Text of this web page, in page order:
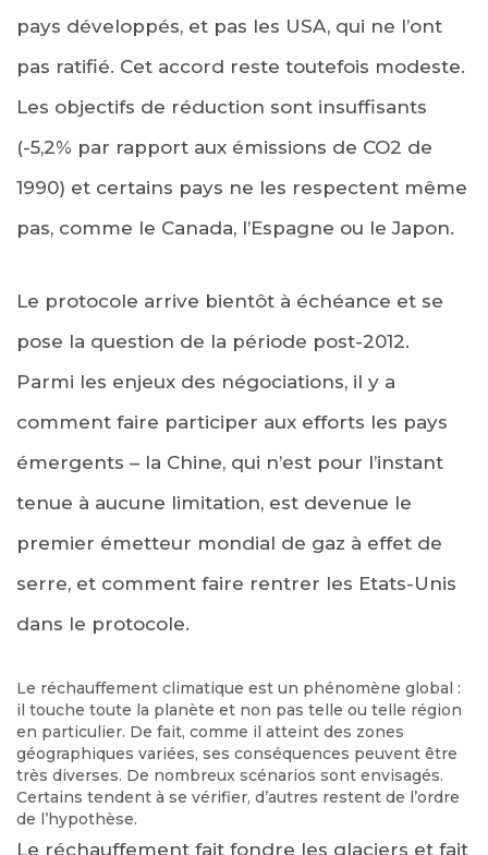
pays développés, et pas les USA, qui ne l’ont
pas ratifié. Cet accord reste toutefois modeste.
Les objectifs de réduction sont insuffisants
(-5,2% par rapport aux émissions de CO2 de
1990) et certains pays ne les respectent même
pas, comme le Canada, l’Espagne ou le Japon.
Le protocole arrive bientôt à échéance et se
pose la question de la période post-2012.
Parmi les enjeux des négociations, il y a
comment faire participer aux efforts les pays
émergents – la Chine, qui n’est pour l’instant
tenue à aucune limitation, est devenue le
premier émetteur mondial de gaz à effet de
serre, et comment faire rentrer les Etats-Unis
dans le protocole.
Le réchauffement climatique est un phénomène global :
il touche toute la planète et non pas telle ou telle région
en particulier. De fait, comme il atteint des zones
géographiques variées, ses conséquences peuvent être
très diverses. De nombreux scénarios sont envisagés.
Certains tendent à se vérifier, d’autres restent de l’ordre
de l’hypothèse.
Le réchauffement fait fondre les glaciers et fait